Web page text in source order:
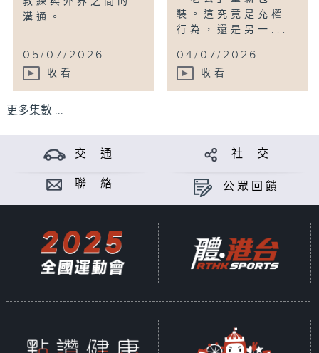
溝通。
...
05/07/2026
收看
裝。這究竟是充權
行為，還是另一...
04/07/2026
收看
更多集數 ...
交 通 社 交
聯 絡 公眾回饋